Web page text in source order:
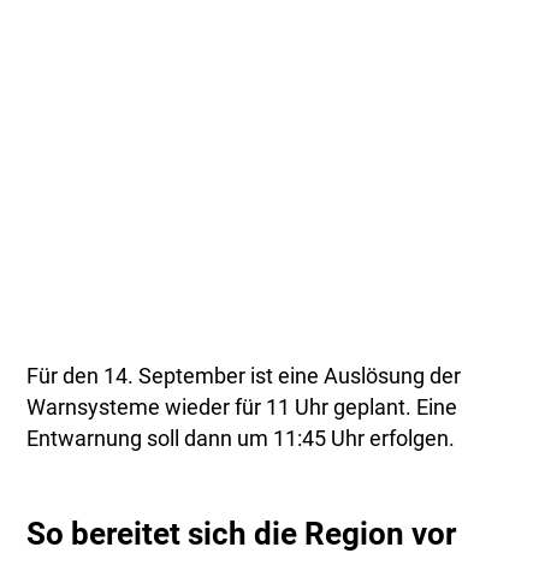
Für den 14. September ist eine Auslösung der
Warnsysteme wieder für 11 Uhr geplant. Eine
Entwarnung soll dann um 11:45 Uhr erfolgen.
So bereitet sich die Region vor